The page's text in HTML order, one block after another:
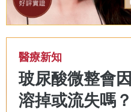
醫療新知
玻尿酸微整會
溶掉或流失嗎？